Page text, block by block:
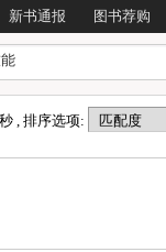
新书通报 图书荐购
, 排序选项: